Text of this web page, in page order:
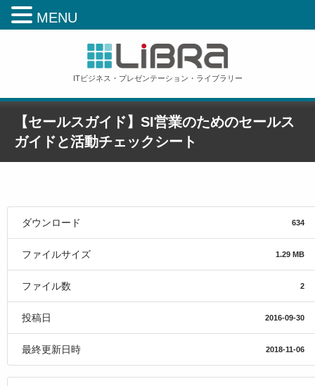
ITビジネス・プレゼンテーション・ライブラリー
【セールスガイド】SI営業のためのセールス
ガイドと活動チェックシート
ホーム » 【セールスガイド】SI営業のためのセールスガイドと活動チェックシート
ダウンロード 634
ファイルサイズ 1.29 MB
ファイル数 2
投稿日 2016-09-30
最終更新日時 2018-11-06
MENU